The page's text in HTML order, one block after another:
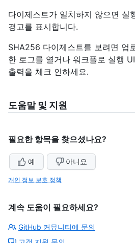
다이제스트가 일치하지 않으면 실
경고를 표시합니다.
SHA256 다이제스트를 보려면 업
한 로그를 열거나 워크플로 실행
출력을 체크 인하세요.
도움말 및 지원
필요한 항목을 찾으셨나요?
예 아니요
개인 정보 보호 정책
계속 도움이 필요하세요?
GitHub 커뮤니티에 문의